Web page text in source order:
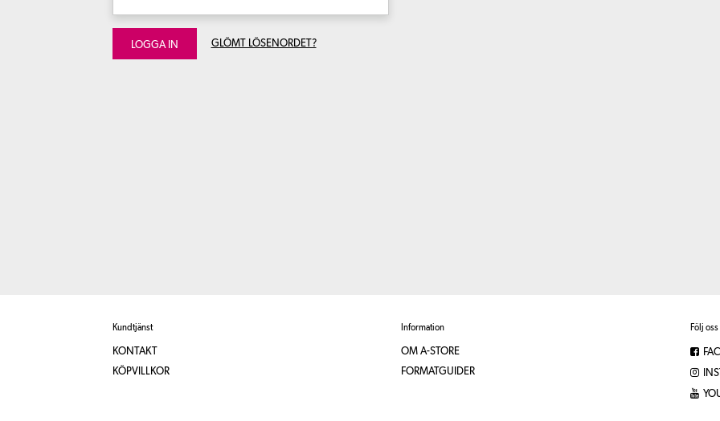
LOGGA IN GLÖMT LÖSENORDET?
Kundtjänst
KONTAKT
KÖPVILLKOR
Information
OM A-STORE
FORMATGUIDER
Följ oss